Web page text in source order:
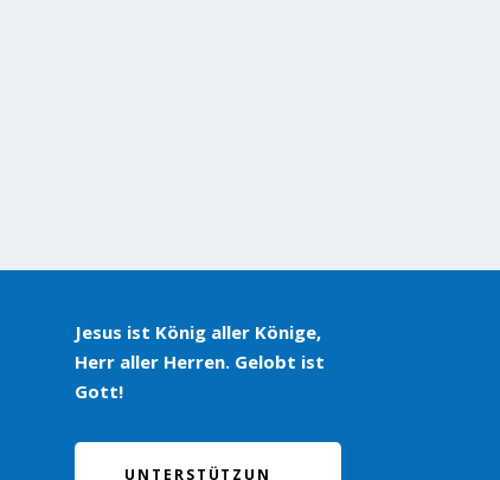
Jesus ist König aller Könige,
Herr aller Herren. Gelobt ist
Gott!
UNTERSTÜTZUN